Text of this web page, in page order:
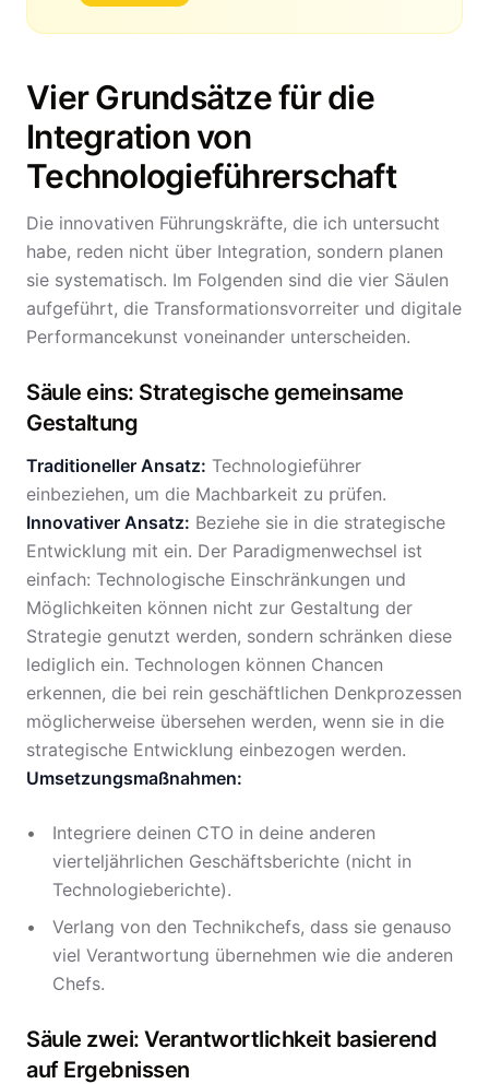
Vier Grundsätze für die
Integration von
Technologieführerschaft
Die innovativen Führungskräfte, die ich untersucht
habe, reden nicht über Integration, sondern planen
sie systematisch. Im Folgenden sind die vier Säulen
aufgeführt, die Transformationsvorreiter und digitale
Performancekunst voneinander unterscheiden.
Säule eins: Strategische gemeinsame
Gestaltung
Traditioneller Ansatz: Technologieführer
einbeziehen, um die Machbarkeit zu prüfen.
Innovativer Ansatz: Beziehe sie in die strategische
Entwicklung mit ein. Der Paradigmenwechsel ist
einfach: Technologische Einschränkungen und
Möglichkeiten können nicht zur Gestaltung der
Strategie genutzt werden, sondern schränken diese
lediglich ein. Technologen können Chancen
erkennen, die bei rein geschäftlichen Denkprozessen
möglicherweise übersehen werden, wenn sie in die
strategische Entwicklung einbezogen werden.
Umsetzungsmaßnahmen:
Integriere deinen CTO in deine anderen
vierteljährlichen Geschäftsberichte (nicht in
Technologieberichte).
Verlang von den Technikchefs, dass sie genauso
viel Verantwortung übernehmen wie die anderen
Chefs.
Säule zwei: Verantwortlichkeit basierend
auf Ergebnissen